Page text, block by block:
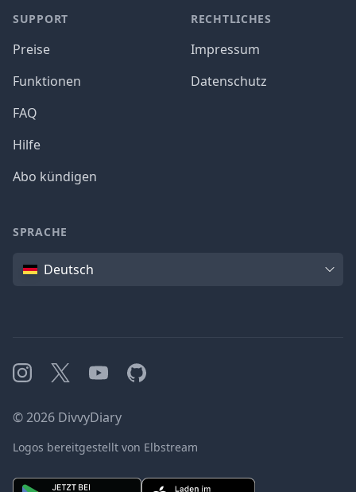
SUPPORT
Preise
Funktionen
FAQ
Hilfe
Abo kündigen
RECHTLICHES
Impressum
Datenschutz
SPRACHE
SpracheDeutsch
Instagram
X YouTubeGitHub
©2026 DivvyDiary
Logos bereitgestellt von Elbstream